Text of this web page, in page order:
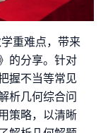
重难点，带来
的分享。针对
握不当等常见
析几何综合问
策略，以清晰